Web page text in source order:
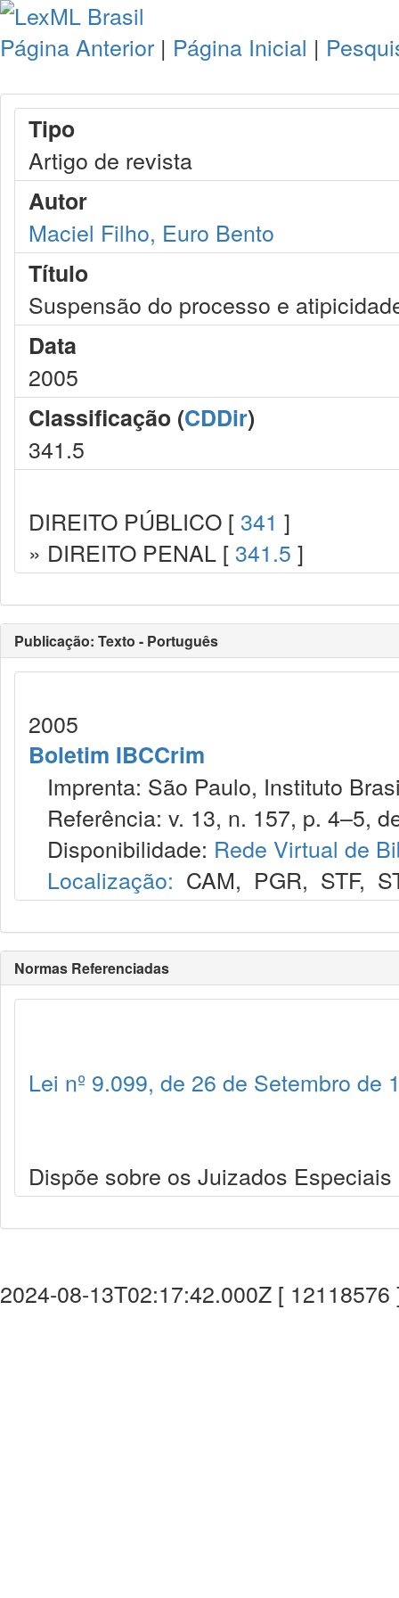
Página Anterior | Página Inicial |
Tipo
Artigo de revista
Autor
Maciel Filho, Euro Bento
Título
Suspensão do processo e
Data
2005
Classificação (CDDir)
341.5
DIREITO PÚBLICO [ 341 ]
» DIREITO PENAL [ 341.5 ]
Publicação: Texto - Português
2005
Boletim IBCCrim
Imprenta: São Paulo, Instituto
Referência: v. 13, n. 157, p. 4–5,
Disponibilidade: Rede Virtual de
Localização: CAM, PGR, STF,
Normas Referenciadas
Lei nº 9.099, de 26 de Setembro de
Dispõe sobre os Juizados
2024-08-13T02:17:42.000Z [ 12118576